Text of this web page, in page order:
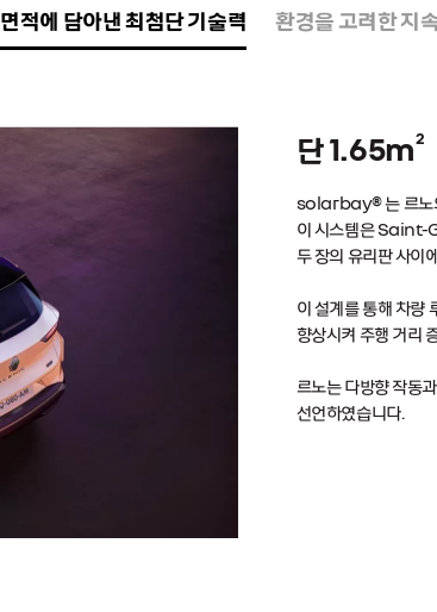
적에 담아낸 최첨단 기술력 환경을 고려한 지
단 1.65m2
solarbay® 는 르노
이 시스템은
두 장의 유리판 사이
이 설계를 통해 차량
향상시켜 주행 거리
르노는 다방향 작동
선언하였습니다.